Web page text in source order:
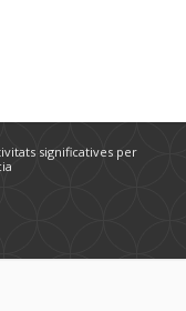
significatives per